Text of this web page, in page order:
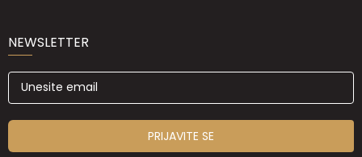
NEWSLETTER
PRIJAVITE SE